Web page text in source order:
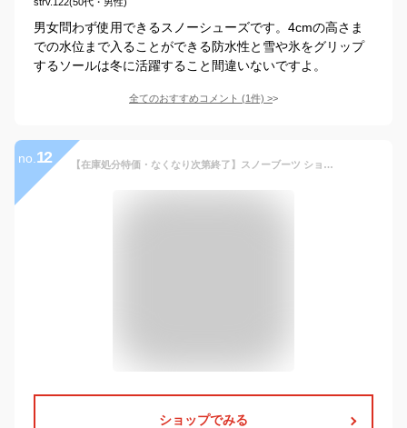
男女問わず使用できるスノーシューズです。4cmの高さま
での水位まで入ることができる防水性と雪や氷をグリップ
するソールは冬に活躍すること間違いないですよ。
全てのおすすめコメント (1件) >
no. 12 【在庫処分特価・なくなり次第終了】スノーブーツ ショート メンズ レディース 防水 防滑 滑らない ウィンターブーツ 大きいサイズ 幅広 ブラック 超軽量 アウトドア 綿靴 冬用 裏起毛 防寒 保暖 快適 歩きやすい ウィンターブーツ ハイカット 軽い 履きやすい 通勤 通学
ショップでみる